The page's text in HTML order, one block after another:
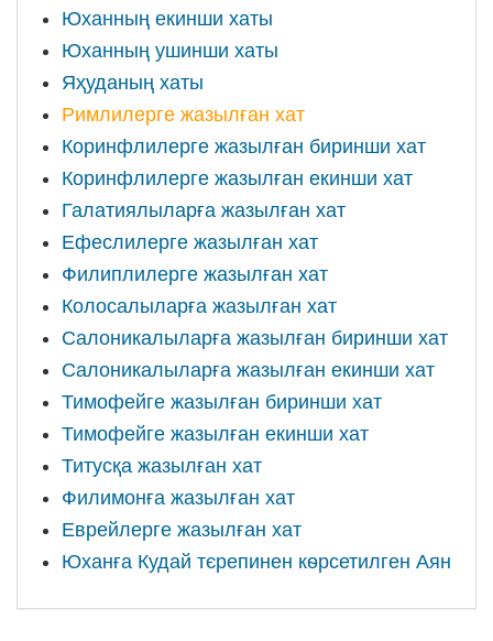
Юханның екинши хаты
Юханның ушинши хаты
Яҳуданың хаты
Римлилерге жазылған хат
Коринфлилерге жазылған биринши хат
Коринфлилерге жазылған екинши хат
Галатиялыларға жазылған хат
Ефеслилерге жазылған хат
Филиплилерге жазылған хат
Колосалыларға жазылған хат
Салоникалыларға жазылған биринши хат
Салоникалыларға жазылған екинши хат
Тимофейге жазылған биринши хат
Тимофейге жазылған екинши хат
Титусқа жазылған хат
Филимонға жазылған хат
Еврейлерге жазылған хат
Юханға Кудай тєрепинен кѳрсетилген Аян